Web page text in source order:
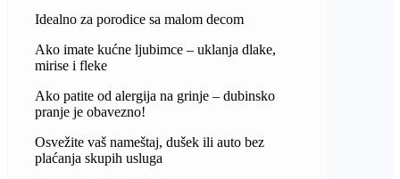
Idealno za porodice sa malom decom
Ako imate kućne ljubimce – uklanja dlake,
mirise i fleke
Ako patite od alergija na grinje – dubinsko
pranje je obavezno!
Osvežite vaš nameštaj, dušek ili auto bez
plaćanja skupih usluga